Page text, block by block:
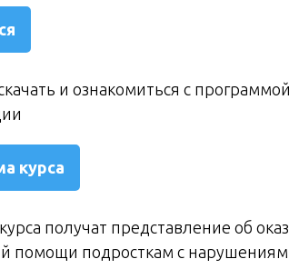
и ознакомиться с
курса
получат представление об
помощи подросткам с